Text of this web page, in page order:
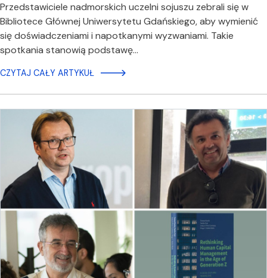
Przedstawiciele nadmorskich uczelni sojuszu zebrali się w
Bibliotece Głównej Uniwersytetu Gdańskiego, aby wymienić
się doświadczeniami i napotkanymi wyzwaniami. Takie
spotkania stanowią podstawę…
CZYTAJ CAŁY ARTYKUŁ